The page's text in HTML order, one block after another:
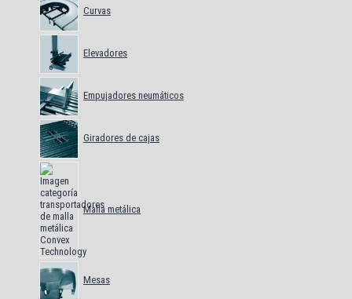
Curvas
Elevadores
Empujadores neumáticos
Giradores de cajas
Malla metálica
Mesas